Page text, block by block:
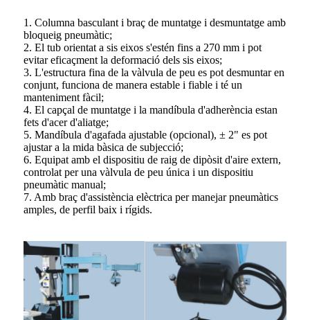
1. Columna basculant i braç de muntatge i desmuntatge amb
bloqueig pneumàtic;
2. El tub orientat a sis eixos s'estén fins a 270 mm i pot
evitar eficaçment la deformació dels sis eixos;
3. L'estructura fina de la vàlvula de peu es pot desmuntar en
conjunt, funciona de manera estable i fiable i té un
manteniment fàcil;
4. El capçal de muntatge i la mandíbula d'adherència estan
fets d'acer d'aliatge;
5. Mandíbula d'agafada ajustable (opcional), ± 2" es pot
ajustar a la mida bàsica de subjecció;
6. Equipat amb el dispositiu de raig de dipòsit d'aire extern,
controlat per una vàlvula de peu única i un dispositiu
pneumàtic manual;
7. Amb braç d'assistència elèctrica per manejar pneumàtics
amples, de perfil baix i rígids.